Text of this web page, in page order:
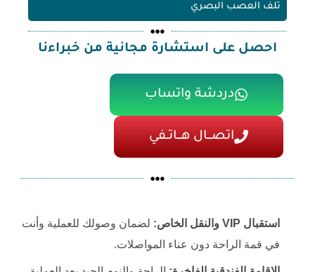
تلف العصب البصري
احصل على استشارة مجانية من خبراءنا
دردشة واتساب
اتصـــال هـــاتــفي
استقبال VIP والنقل الخاص:
لضمان وصولك للعملية وأنت
في قمة الراحة دون عناء المواصلات.